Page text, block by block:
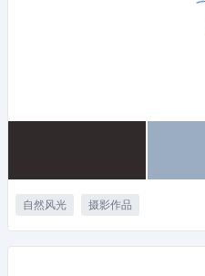
自然风光 摄影作品